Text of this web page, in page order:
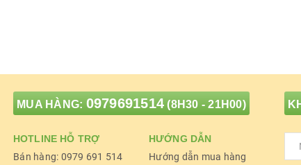
MUA HÀNG: 0979691514 (8H30 - 21H00)
HOTLINE HỖ TRỢ
Bán hàng: 0979 691 514
HƯỚNG DẪN
Hướng dẫn mua hàng